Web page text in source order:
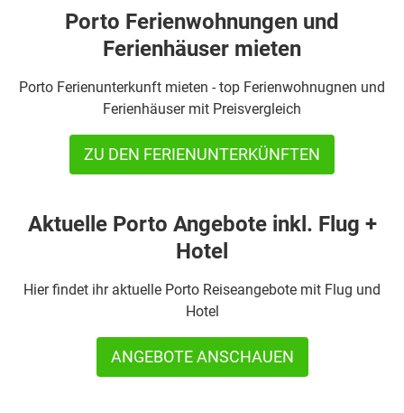
Porto Ferienwohnungen und
Ferienhäuser mieten
Porto Ferienunterkunft mieten - top Ferienwohnugnen und
Ferienhäuser mit Preisvergleich
ZU DEN FERIENUNTERKÜNFTEN
Aktuelle Porto Angebote inkl. Flug +
Hotel
Hier findet ihr aktuelle Porto Reiseangebote mit Flug und
Hotel
ANGEBOTE ANSCHAUEN